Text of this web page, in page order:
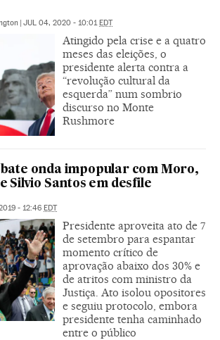
| JUL 04, 2020 - 10:01EDT
Atingido pela crise e a quatro
meses das eleições, o
presidente alerta contra a
“revolução cultural da
esquerda” num sombrio
discurso no Monte
Rushmore
onda impopular com Moro,
Silvio Santos em desfile
- 12:46 EDT
Presidente aproveita ato de 7
de setembro para espantar
momento crítico de
aprovação abaixo dos 30% e
de atritos com ministro da
Justiça. Ato isolou opositores
e seguiu protocolo, embora
presidente tenha caminhado
entre o público